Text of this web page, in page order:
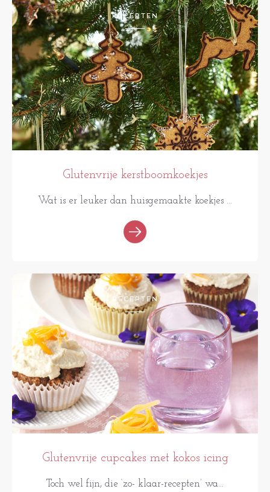
RECEPTEN
Glutenvrije kerstboomkoekjes
Wat is er leuker dan huisgemaakte koekjes ...
RECEPTEN
Glutenvrije cupcakes met kokos icing
Toch wel fijn, die ‘zo- klaar-recepten’ wa...